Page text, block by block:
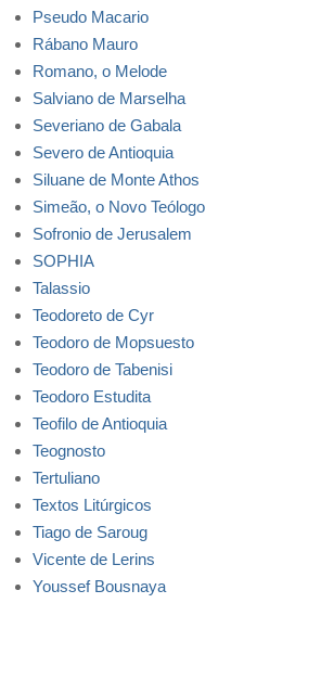
Pseudo Macario
Rábano Mauro
Romano, o Melode
Salviano de Marselha
Severiano de Gabala
Severo de Antioquia
Siluane de Monte Athos
Simeão, o Novo Teólogo
Sofronio de Jerusalem
SOPHIA
Talassio
Teodoreto de Cyr
Teodoro de Mopsuesto
Teodoro de Tabenisi
Teodoro Estudita
Teofilo de Antioquia
Teognosto
Tertuliano
Textos Litúrgicos
Tiago de Saroug
Vicente de Lerins
Youssef Bousnaya